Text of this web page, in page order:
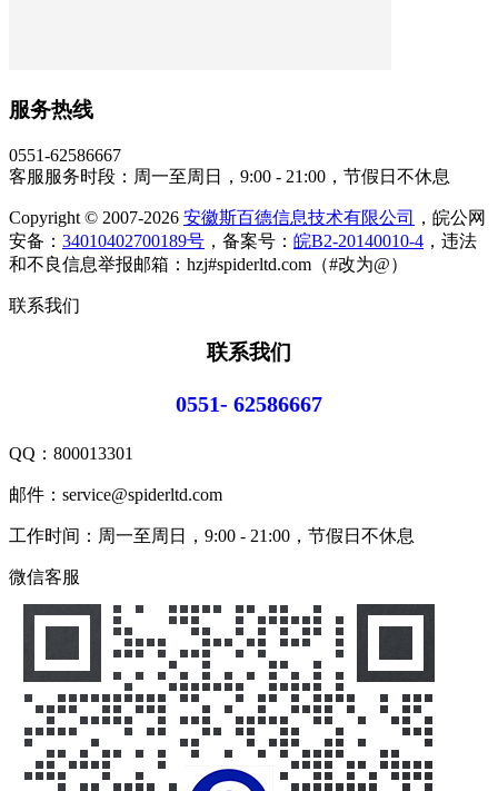
服务热线
0551-62586667
客服服务时段：周一至周日，9:00 - 21:00，节假日不休息
Copyright © 2007-2026 安徽斯百德信息技术有限公司
，皖公网
安备： 34010402700189号 ，备案号： 皖B2-20140010-4 ，违法
和不良信息举报邮箱：hzj#spiderltd.com（#改为@）
联系我们
联系我们
0551- 62586667
QQ： 800013301
邮件：service@spiderltd.com
工作时间：周一至周日，9:00 - 21:00，节假日不休息
微信客服